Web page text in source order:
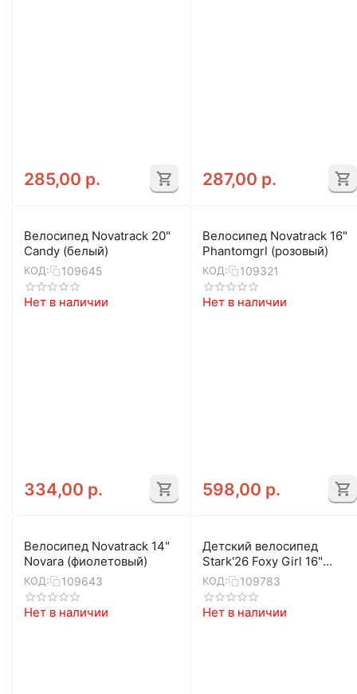
285,00 р. 287,00 р.
Велосипед Novatrack 20"
Candy (белый)
КОД: 109645
Нет в наличии
334,00 р.
Велосипед Novatrack 16"
Phantomgrl (розовый)
КОД: 109321
Нет в наличии
598,00 р.
Велосипед Novatrack 14"
Novara (фиолетовый)
КОД: 109643
Нет в наличии
Детский велосипед
Stark'26 Foxy Girl 16"
(нежно-розовый матовый/
серо-голубой)
КОД: 109783
Нет в наличии